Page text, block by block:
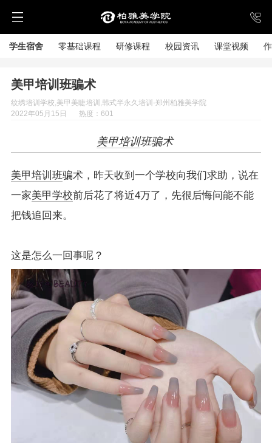
学生宿舍 零基础课程 研修课程 校园资讯 课堂视频
美甲培训班骗术
纹绣培训学校,美甲美睫培训,韩式半永久培训-郑州柏雅美学院
2022年05月15日
热度：601
美甲培训班骗术
美甲培训班骗术，昨天收到一个学校向我们求助，说在
一家美甲学校前后花了将近4万了，先很后悔问能不能
把钱追回来。
这是怎么一回事呢？